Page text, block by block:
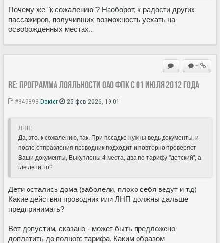
Почему же "к сожалению"? Наоборот, к радости других
пассажиров, получивших возможность уехать на
освобождённых местах..
+
Re: Программа лояльности ОАО ФПК с 01 июля 2012 года
#849893 Doкtor 25 фев 2026, 19:01
ЛНП:
Да, это. к сожалению, так. При посадке нужны ведь документы, и
после отправления проводник подходит и повторно проверяет
Ваши документы, Выкуплены 4 места, два по тарифу "детский", а
где дети то?
Дети остались дома (заболели, плохо себя ведут и т.д)
Какие действия проводник или ЛНП должны дальше
предпринимать?
Вот допустим, сказано - может быть предложено
доплатить до полного тарифа. Каким образом